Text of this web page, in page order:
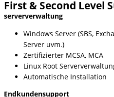
First & Second Level
serververwaltung
Windows Server (SBS,
Server uvm.)
Zertifizierter MCSA, MCA
Linux Root
Automatische Installation
Endkundensupport